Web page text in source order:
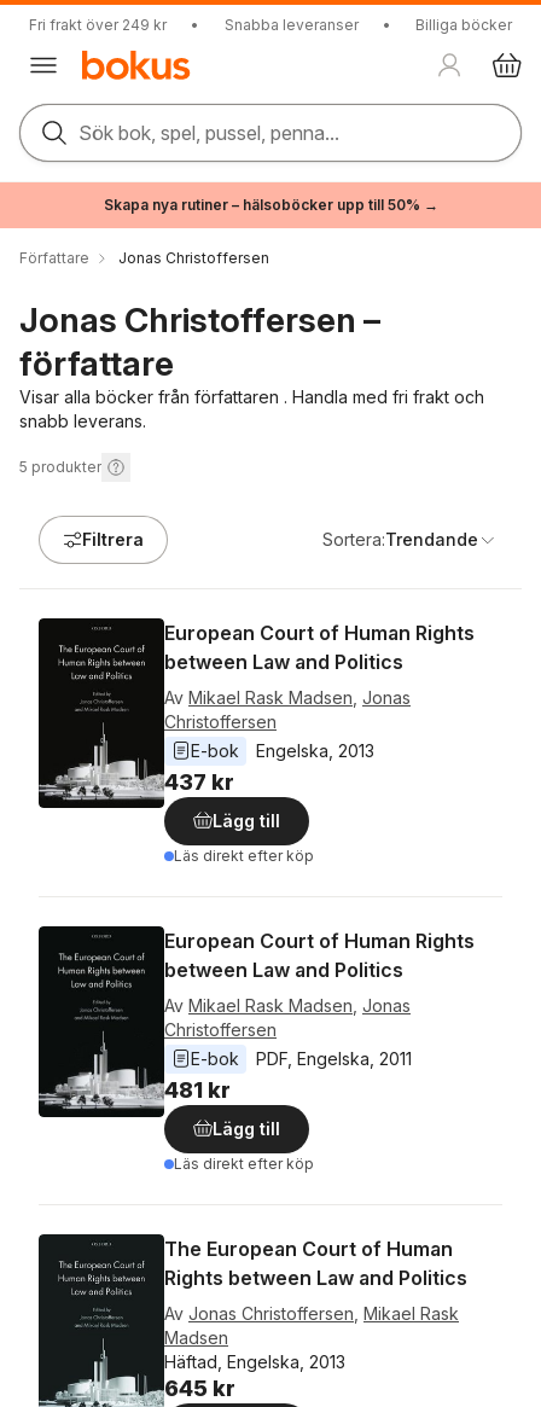
Fri frakt över 249 kr • Snabba leveranser • Billiga böcker
Sök bok, spel, pussel, penna...
Skapa nya rutiner – hälsoböcker upp till 50% →
Författare Jonas Christoffersen
Jonas Christoffersen –
författare
Visar alla böcker från författaren . Handla med fri frakt och
snabb leverans.
5 produkter
Filtrera Sortera:Trendande
European Court of Human Rights
between Law and Politics
Av Mikael Rask Madsen Jonas
Christoffersen
E-bok
Engelska 2013
437 kr
Lägg till
Läs direkt efter köp
European Court of Human Rights
between Law and Politics
Av Mikael Rask Madsen Jonas
Christoffersen
E-bok
PDF Engelska 2011
481 kr
Lägg till
Läs direkt efter köp
The European Court of Human
Rights between Law and Politics
Av Jonas Christoffersen Mikael Rask
Madsen
Häftad, Engelska, 2013
645 kr